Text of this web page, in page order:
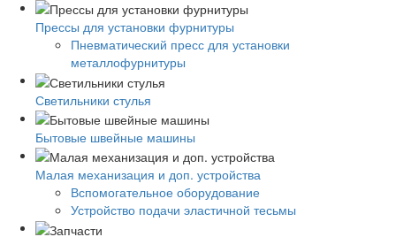
Прессы для установки фурнитуры
Пневматический пресс для установки
металлофурнитуры
Светильники стулья
Бытовые швейные машины
Малая механизация и доп. устройства
Вспомогательное оборудование
Устройство подачи эластичной тесьмы